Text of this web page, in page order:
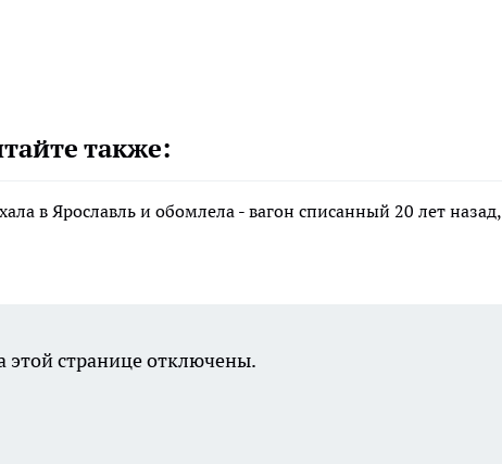
также:
в Ярославль и обомлела - вагон списанный 20 лет назад,
странице отключены.